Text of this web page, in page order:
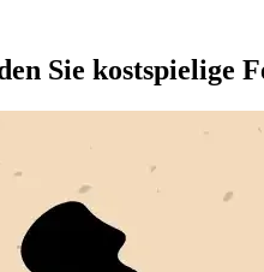
Sie kostspielige